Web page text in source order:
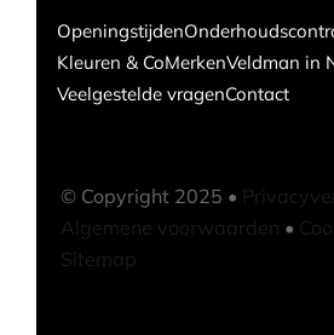
Openingstijden
Kleuren & CoMerkenVeldman in
Veelgestelde vragenContact
© Copyright 2025 •
Algemene voorwaarden •
Sitemap